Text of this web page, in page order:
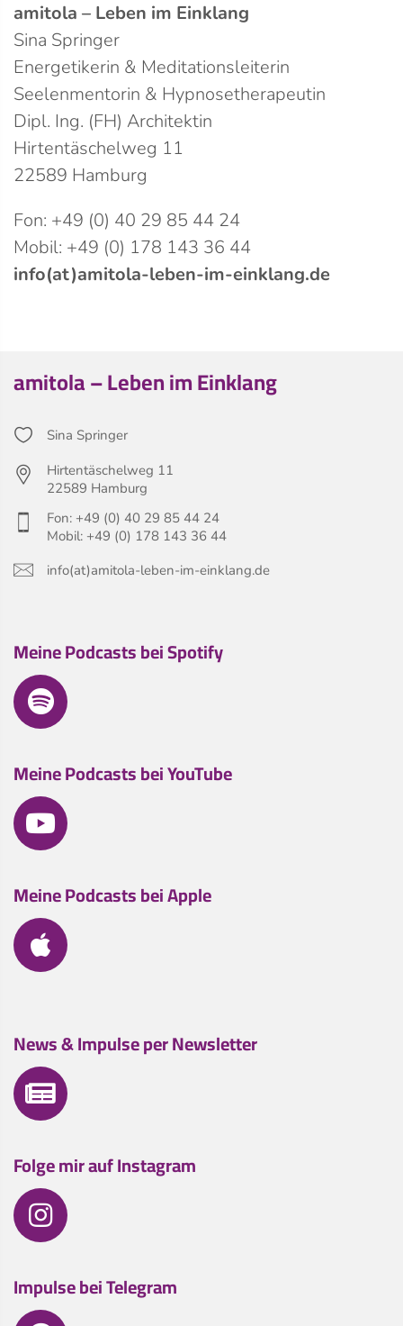
amitola – Leben im Einklang
Sina Springer
Energetikerin & Meditationsleiterin
Seelenmentorin & Hypnosetherapeutin
Dipl. Ing. (FH) Architektin
Hirtentäschelweg 11
22589 Hamburg
Fon: +49 (0) 40 29 85 44 24
Mobil: +49 (0) 178 143 36 44
info(at)amitola-leben-im-einklang.de
amitola – Leben im Einklang
Sina Springer
Hirtentäschelweg 11
22589 Hamburg
Fon: +49 (0) 40 29 85 44 24
Mobil: +49 (0) 178 143 36 44
info(at)amitola-leben-im-einklang.de
Meine Podcasts bei Spotify
Meine Podcasts bei YouTube
Meine Podcasts bei Apple
News & Impulse per Newsletter
Folge mir auf Instagram
Impulse bei Telegram